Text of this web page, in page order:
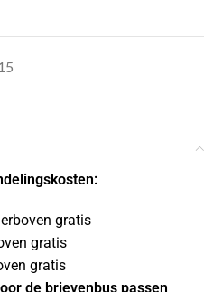
gratis
gratis
gratis
de brievenbus passen